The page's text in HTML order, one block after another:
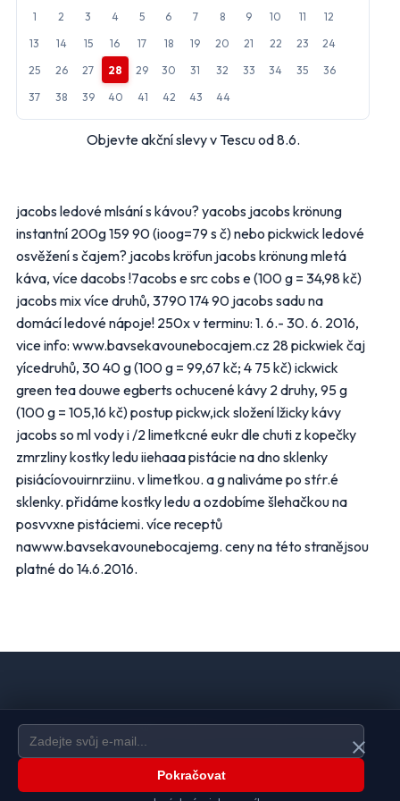
1 2 3 4 5 6 7 8 9 10 11
12
13
14 15 16 17 18 19 20 21 22 23
24
25
26 27 28 29 30 31 32 33 34 35
36
37
38 39 40 41 42 43 44
Objevte akční slevy v Tescu od 8.6.
jacobs ledové mlsání s kávou? yacobs jacobs krönung
instantní 200g 159 90 (ioog=79 s č) nebo pickwick ledové
osvěžení s čajem? jacobs kröfun jacobs krönung mletá
káva, více dacobs !7acobs e src cobs e (100 g = 34,98 kč)
jacobs mix více druhů, 3790 174 90 jacobs sadu na
domácí ledové nápoje! 250x v terminu: 1. 6.- 30. 6. 2016,
vice info: www.bavsekavounebocajem.cz 28 pickwiek čaj
yícedruhů, 30 40 g (100 g = 99,67 kč; 4 75 kč) ickwick
green tea douwe egberts ochucené kávy 2 druhy, 95 g
(100 g = 105,16 kč) postup pickw,ick složení lžicky kávy
jacobs so ml vody i /2 limetkcné eukr dle chuti z kopečky
zmrzliny kostky ledu iiehaaa pistácie na dno sklenky
pisiácíovouirnrziinu. v limetkou. a g naliváme po stŕr.é
sklenky. přidáme kostky ledu a ozdobíme šlehačkou na
posvvxne pistáciemi. více receptů
nawww.bavsekavounebocajemg. ceny na této stranějsou
platné do 14.6.2016.
DomůOchrana údajůKontaktSpravovat odběr newsletteru
© 2026www.akcniletaky.com
Pokračovat
close
Makro Norma
Penny Market Tesco
Další obchody podle kategorií
Lékárny
Auto moto
Ostatní supermarkety
Přihlásit k odběru